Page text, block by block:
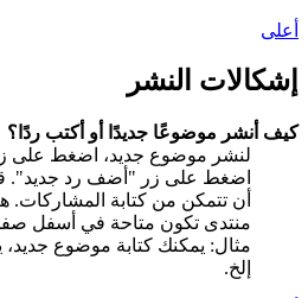
أعلى
إشكالات النشر
كيف أنشر موضوعًا جديدًا أو أكتب ردًا؟
لنشر موضوع جديد، اضغط على
اضغط على زر "أضف رد جديد".
أن تتمكن من كتابة المشاركات.
منتدى تكون متاحة في أسفل
مثال: يمكنك كتابة موضوع
إلخ.